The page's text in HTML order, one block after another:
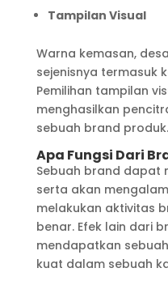
Tampilan Visual
Warna kemasan,
sejenisnya termasuk
Pemilihan tampilan
menghasilkan
sebuah brand produk.
Apa Fungsi Dari
Sebuah brand dapat
serta akan
melakukan aktivitas
benar. Efek lain dari
mendapatkan
kuat dalam sebuah